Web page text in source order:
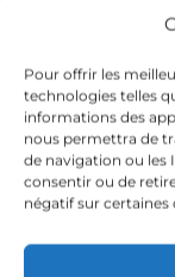
Pour offrir les
technologies telles
informations des
nous permettra de
de navigation ou les
consentir ou de
négatif sur
Photos